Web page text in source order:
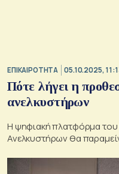
ΕΠΙΚΑΙΡΟΤΗΤΑ 05.10.2025,
Πότε λήγει η
ανελκυστήρων
Η ψηφιακή πλατφόρμα
Ανελκυστήρων θα